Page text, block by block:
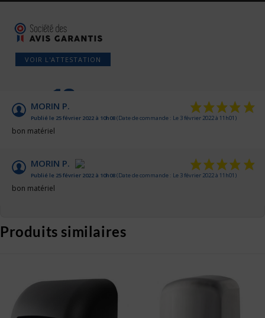
VOIR L'ATTESTATION
10
MORIN P.
Publié le 25 février 2022 à 10h08(Date de commande : Le 3 février 2022 à 11h01)
bon matériel
MORIN P.
Publié le 25 février 2022 à 10h08(Date de commande : Le 3 février 2022 à 11h01)
bon matériel
Produits similaires